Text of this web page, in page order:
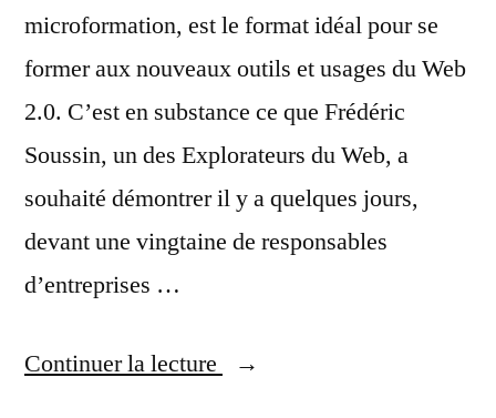
microformation, est le format idéal pour se
former aux nouveaux outils et usages du Web
2.0. C’est en substance ce que Frédéric
Soussin, un des Explorateurs du Web, a
souhaité démontrer il y a quelques jours,
devant une vingtaine de responsables
d’entreprises …
Continuer la lecture
« Frédéric